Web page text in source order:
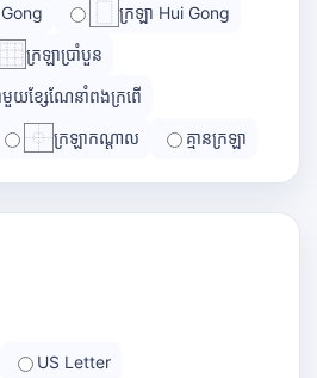
ក្រឡា Hui Gong
ក្រឡាប្រាំបួន
យខ្សែណែនាំពងក្រពើ
ក្រឡាកណ្ដាល គ្មានក្រឡា
US Letter